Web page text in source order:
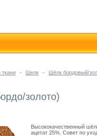
- Шелк - Шёлк бордовый/
золото)
Высококачественный
ацетат 25%. Совет по